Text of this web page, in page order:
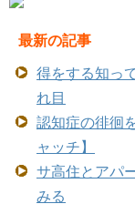
最新の記事
得をする知っ
れ目
認知症の徘徊
ャッチ】
サ高住とアパ
みる